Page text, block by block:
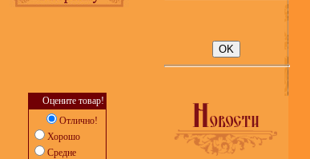
Оцените товар!
Отлично!
Хорошо
Средне